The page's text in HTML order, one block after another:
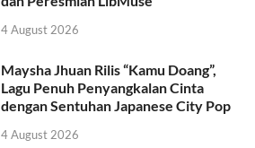
4 August 2026
Maysha Jhuan Rilis “Kamu Doang”,
Lagu Penuh Penyangkalan Cinta
dengan Sentuhan Japanese City Pop
4 August 2026